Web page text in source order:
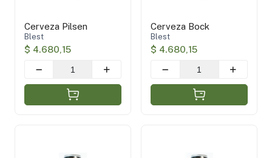
Cerveza Pilsen
Blest
$ 4.680,15
Cerveza Bock
Blest
$ 4.680,15